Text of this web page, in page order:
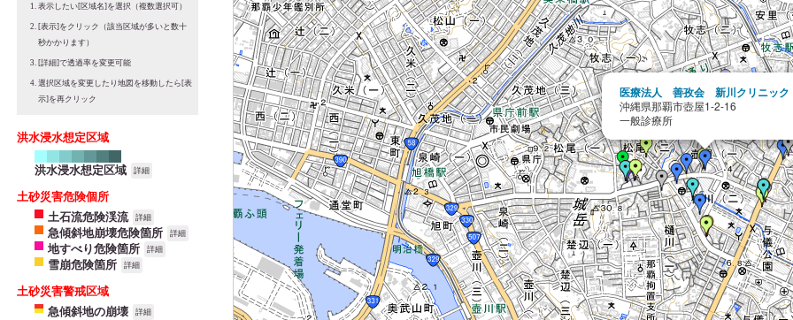
表示したい[区域名]を選択（複数選択可）
[表示]をクリック（該当区域が多いと数十
秒かかります）
[詳細]で透過率を変更可能
選択区域を変更したり地図を移動したら[表
示]を再クリック
洪水浸水想定区域
洪水浸水想定区域 詳細
土砂災害危険個所
土石流危険渓流
詳細
急傾斜地崩壊危険箇所 詳細
地すべり危険箇所 詳細
雪崩危険箇所 詳細
土砂災害警戒区域
急傾斜地の崩壊
詳細
医療法人 善孜会 新川クリニック
沖縄県那覇市壺屋1-2-16
一般診療所